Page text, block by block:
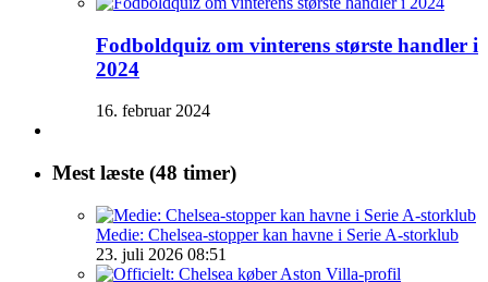
Fodboldquiz om vinterens største handler i
2024
16. februar 2024
Mest læste (48 timer)
Medie: Chelsea-stopper kan havne i Serie A-storklub
23. juli 2026 08:51